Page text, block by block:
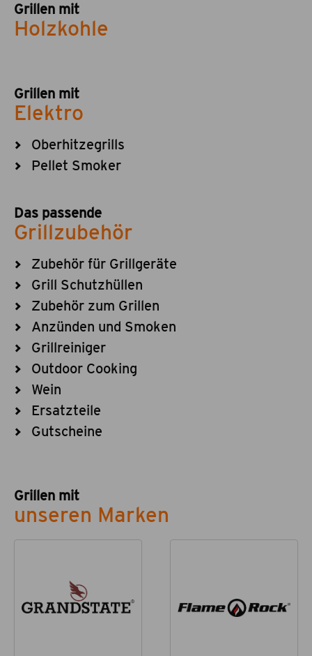
Grillen mit
Holzkohle
Grillen mit
Elektro
Oberhitzegrills
Pellet Smoker
Das passende
Grillzubehör
Zubehör für Grillgeräte
Grill Schutzhüllen
Zubehör zum Grillen
Anzünden und Smoken
Grillreiniger
Outdoor Cooking
Wein
Ersatzteile
Gutscheine
Grillen mit
unseren Marken